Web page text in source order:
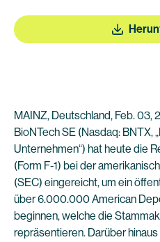
MAINZ, Deutschland, Feb. 03,
BioNTech SE (Nasdaq: BNTX,
Unternehmen“) hat heute die
(Form F-1) bei der
(SEC) eingereicht, um ein
über 6.000.000 American
beginnen, welche die
repräsentieren. Darüber